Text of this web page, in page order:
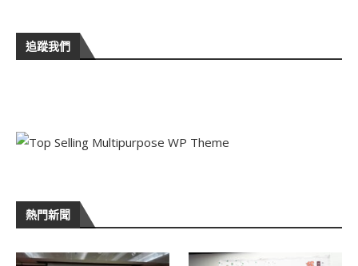
追蹤我們
熱門新聞